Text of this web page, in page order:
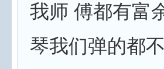
我师 傅都有富
琴我们弹的都